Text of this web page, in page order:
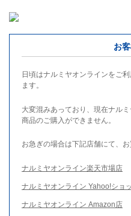
お
日頃はナルミヤオンラインをご
ます。
大変混みあっており、現在ナル
商品のご購入ができません。
お急ぎの場合は下記店舗にて、お
ナルミヤオンライン楽天市場店
ナルミヤオンライン Yahoo!ショ
ナルミヤオンライン Amazon店